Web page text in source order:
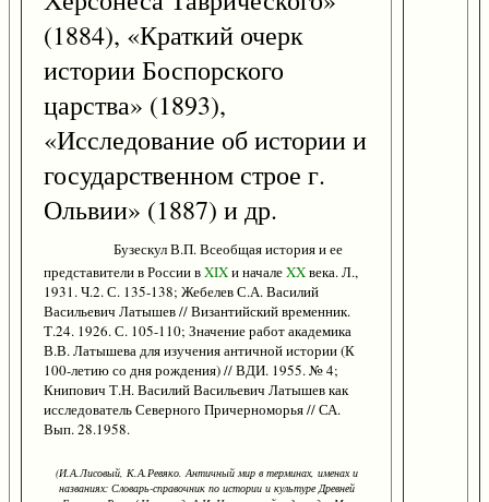
(1884), «Краткий очерк
истории Боспорского
царства» (1893),
«Исследование об истории и
государственном строе г.
Ольвии» (1887) и др.
Бузескул В.П. Всеобщая история и ее
представители в России вXIXи началеXXвека. Л.,
1931. Ч.2. С. 135-138; Жебелев С.А. Василий
Васильевич Латышев // Византийский временник.
Т.24. 1926. С. 105-110; Значение работ академика
В.В. Латышева для изучения античной истории (К
100-летию со дня рождения) // ВДИ. 1955. № 4;
Книпович Т.Н. Василий Васильевич Латышев как
исследователь Северного Причерноморья // СА.
Вып. 28.1958.
(И.А.Лисовый, К.А.Ревяко. Античный мир в терминах, именах и
названиях: Словарь-справочник по истории и культуре Древней